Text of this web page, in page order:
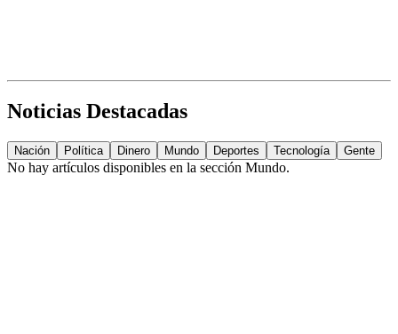
Noticias Destacadas
Nación Política Dinero Mundo Deportes Tecnología Gente
No hay artículos disponibles en la sección Mundo.